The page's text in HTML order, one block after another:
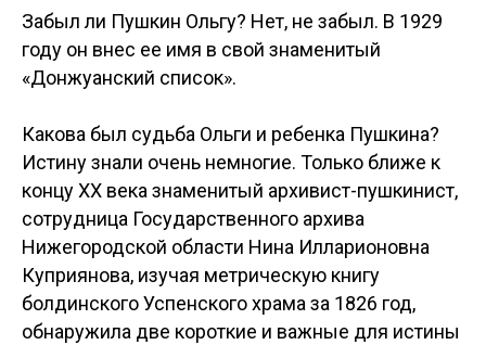
Забыл ли Пушкин Ольгу? Нет, не забыл. В 1929
году он внес ее имя в свой знаменитый
«Донжуанский список».
Какова был судьба Ольги и ребенка Пушкина?
Истину знали очень немногие. Только ближе к
концу ХХ века знаменитый архивист-пушкинист,
сотрудница Государственного архива
Нижегородской области Нина Илларионовна
Куприянова, изучая метрическую книгу
болдинского Успенского храма за 1826 год,
обнаружила две короткие и важные для истины